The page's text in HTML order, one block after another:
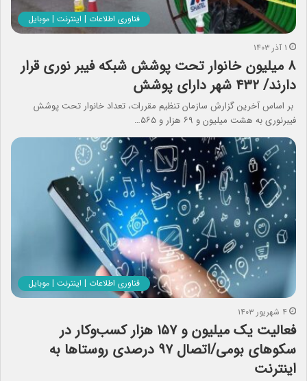
فناوری اطلاعات | اینترنت | موبایل
۱ آذر ۱۴۰۳
۸ میلیون خانوار تحت پوشش شبکه فیبر نوری قرار
دارند/ ۴۳۲ شهر دارای پوشش
بر اساس آخرین گزارش سازمان تنظیم مقررات، تعداد خانوار تحت پوشش
فیبرنوری به هشت میلیون و ۶۹ هزار و ۵۶۵…
فناوری اطلاعات | اینترنت | موبایل
۴ شهریور ۱۴۰۳
فعالیت یک میلیون و ۱۵۷ هزار کسب‌وکار در
سکوهای بومی/اتصال ۹۷ درصدی روستاها به
اینترنت